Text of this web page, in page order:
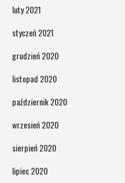
luty 2021
styczeń 2021
grudzień 2020
listopad 2020
październik 2020
wrzesień 2020
sierpień 2020
lipiec 2020